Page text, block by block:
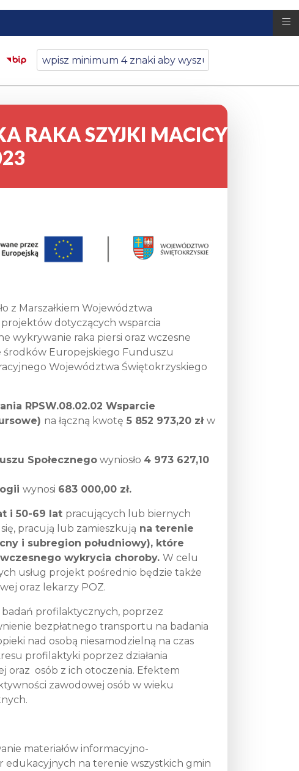
≡
RAKA SZYJKI MACICY
z Marszałkiem Województwa
dotyczących wsparcia
wykrywanie raka piersi oraz wczesne
środków Europejskiego Funduszu
Województwa Świętokrzyskiego
RPSW.08.02.02 Wsparcie
na łączną kwotę 5 852 973,20 zł w
Społecznego wyniosło 4 973 627,10
wynosi 683 000,00 zł.
i 50-69 lat pracujących lub biernych
pracują lub zamieszkują na terenie
i subregion południowy), które
wykrycia choroby. W celu
usług projekt pośrednio będzie także
oraz lekarzy POZ.
profilaktycznych, poprzez
bezpłatnego transportu na badania
nad osobą niesamodzielną na czas
profilaktyki poprzez działania
osób z ich otoczenia. Efektem
zawodowej osób w wieku
materiałów informacyjno-
na terenie wszystkich gmin